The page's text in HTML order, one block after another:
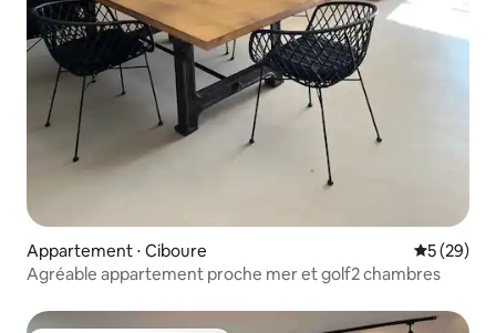
Appartement ⋅ Ciboure
5 (29)
Agréable appartement proche mer et golf2 chambres